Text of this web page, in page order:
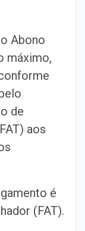
Abono
máximo,
de
aos
é
(FAT).